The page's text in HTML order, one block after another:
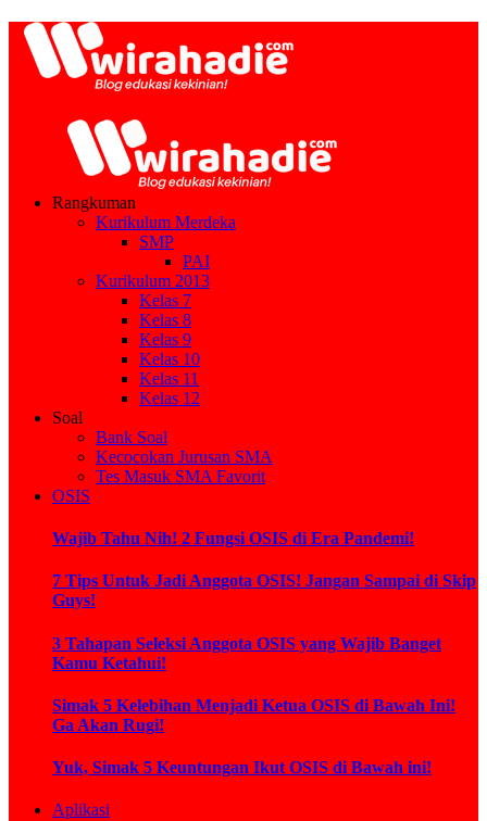
Rangkuman
Kurikulum Merdeka
SMP
PAI
Kurikulum 2013
Kelas 7
Kelas 8
Kelas 9
Kelas 10
Kelas 11
Kelas 12
Soal
Bank Soal
Kecocokan Jurusan SMA
Tes Masuk SMA Favorit
OSIS
Wajib Tahu Nih! 2 Fungsi OSIS di Era Pandemi!
7 Tips Untuk Jadi Anggota OSIS! Jangan Sampai di Skip
Guys!
3 Tahapan Seleksi Anggota OSIS yang Wajib Banget
Kamu Ketahui!
Simak 5 Kelebihan Menjadi Ketua OSIS di Bawah Ini!
Ga Akan Rugi!
Yuk, Simak 5 Keuntungan Ikut OSIS di Bawah ini!
Aplikasi